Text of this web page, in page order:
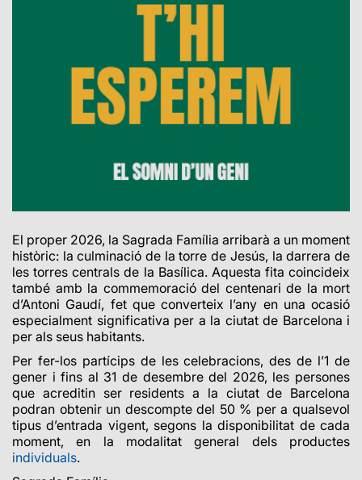
El proper 2026, la Sagrada Família arribarà a un moment
històric: la culminació de la torre de Jesús, la darrera de
les torres centrals de la Basílica. Aquesta fita coincideix
també amb la commemoració del centenari de la mort
d’Antoni Gaudí, fet que converteix l’any en una ocasió
especialment significativa per a la ciutat de Barcelona i
per als seus habitants.
Per fer-los partícips de les celebracions, des de l’1 de
gener i fins al 31 de desembre del 2026, les persones
que acreditin ser residents a la ciutat de Barcelona
podran obtenir un descompte del 50 % per a qualsevol
tipus d’entrada vigent, segons la disponibilitat de cada
moment, en la modalitat general dels productes
individuals.